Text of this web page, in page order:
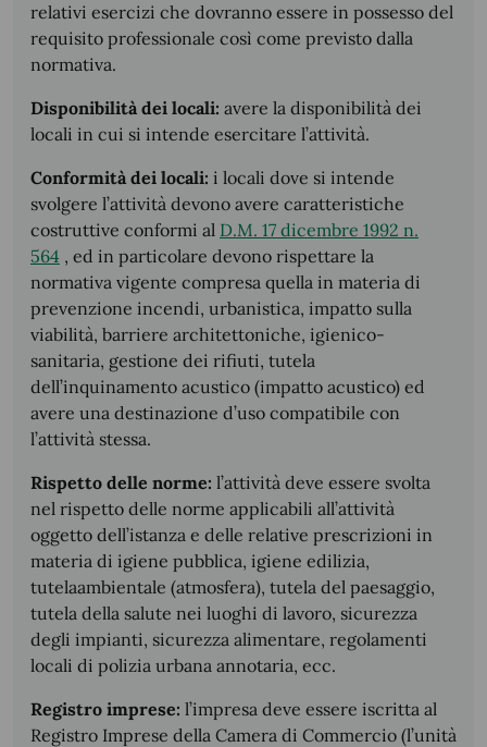
relativi esercizi che dovranno essere in possesso del
requisito professionale così come previsto dalla
normativa.
Disponibilità dei locali: avere la disponibilità dei
locali in cui si intende esercitare l’attività.
Conformità dei locali: i locali dove si intende
svolgere l’attività devono avere caratteristiche
costruttive conformi al D.M. 17 dicembre 1992 n.
564 , ed in particolare devono rispettare la
normativa vigente compresa quella in materia di
prevenzione incendi, urbanistica, impatto sulla
viabilità, barriere architettoniche, igienico-
sanitaria, gestione dei rifiuti, tutela
dell’inquinamento acustico (impatto acustico) ed
avere una destinazione d’uso compatibile con
l’attività stessa.
Rispetto delle norme: l’attività deve essere svolta
nel rispetto delle norme applicabili all’attività
oggetto dell’istanza e delle relative prescrizioni in
materia di igiene pubblica, igiene edilizia,
tutelaambientale (atmosfera), tutela del paesaggio,
tutela della salute nei luoghi di lavoro, sicurezza
degli impianti, sicurezza alimentare, regolamenti
locali di polizia urbana annotaria, ecc.
Registro imprese: l’impresa deve essere iscritta al
Registro Imprese della Camera di Commercio (l’unità